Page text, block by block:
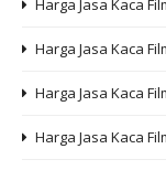
Harga Jasa Kaca
Harga Jasa Kaca
Harga Jasa Kaca
Harga Jasa Kaca